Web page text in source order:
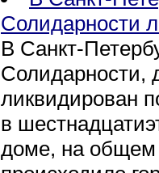
Солидарности
В Санкт-
Солидарности,
ликвидирован
в
доме, на общем